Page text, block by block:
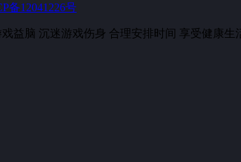
备12041226号
益脑 沉迷游戏伤身 合理安排时间 享受健康生